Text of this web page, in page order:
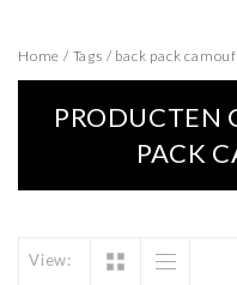
Home / Tags / back pack
PRODUCTEN
PACK
View: